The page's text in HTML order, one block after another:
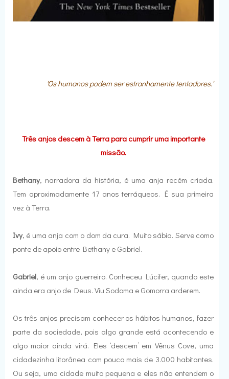
'Os humanos podem ser estranhamente tentadores.'
Três anjos descem à Terra para cumprir uma importante
missão.
Bethany, narradora da história, é uma anja recém criada.
Tem aproximadamente 17 anos terráqueos. É sua primeira
vez à Terra.
Ivy, é uma anja com o dom da cura. Muito sábia. Serve como
ponte de apoio entre Bethany e Gabriel.
Gabriel, é um anjo guerreiro. Conheceu Lúcifer, quando este
ainda era anjo de Deus. Viu Sodoma e Gomorra arderem.
Os três anjos precisam conhecer os hábitos humanos, fazer
parte da sociedade, pois algo grande está acontecendo e
algo maior ainda virá. Eles ‘descem’ em Vênus Cove, uma
cidadezinha litorânea com pouco mais de 3.000 habitantes.
Ou seja, uma cidade muito pequena e eles não entendem o